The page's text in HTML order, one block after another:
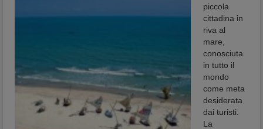
piccola
cittadina in
riva al
mare,
conosciuta
in tutto il
mondo
come meta
desiderata
dai turisti.
La